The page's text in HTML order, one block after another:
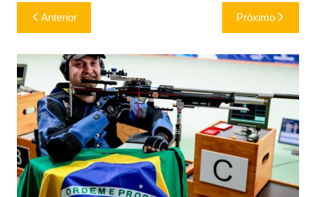
Navegação
de
Post
Anterior Próximo